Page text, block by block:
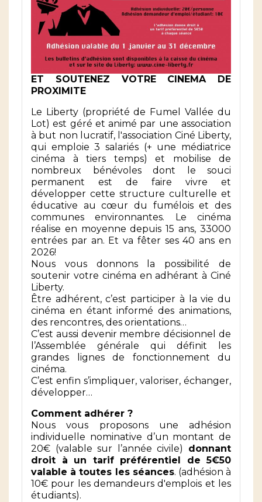
ET SOUTENEZ VOTRE CINEMA DE
PROXIMITE
Le Liberty (propriété de Fumel Vallée du
Lot) est géré et animé par une association
à but non lucratif, l'association Ciné Liberty,
qui emploie 3 salariés (+ une médiatrice
cinéma à tiers temps) et mobilise de
nombreux bénévoles dont le souci
permanent est de faire vivre et
développer cette structure culturelle et
éducative au cœur du fumélois et des
communes environnantes. Le cinéma
réalise en moyenne depuis 15 ans, 33000
entrées par an. Et va fêter ses 40 ans en
2026!
Nous vous donnons la possibilité de
soutenir votre cinéma en adhérant à Ciné
Liberty.
Être adhérent, c’est participer à la vie du
cinéma en étant informé des animations,
des rencontres, des orientations…
C’est aussi devenir membre décisionnel de
l’Assemblée générale qui définit les
grandes lignes de fonctionnement du
cinéma.
C’est enfin s’impliquer, valoriser, échanger,
développer…
Comment adhérer ?
Nous vous proposons une adhésion
individuelle nominative d’un montant de
20€ (valable sur l’année civile) donnant
droit à un tarif préférentiel de 5€50
valable à toutes les séances. (adhésion à
10€ pour les demandeurs d'emplois et les
étudiants).